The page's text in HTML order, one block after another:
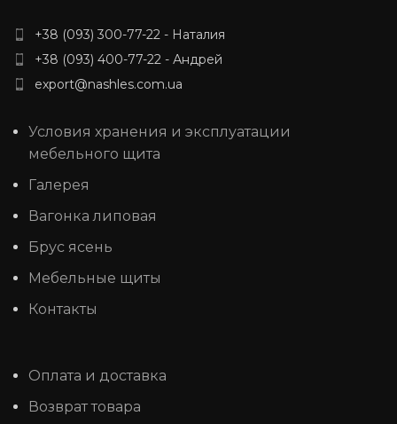
+38 (093) 300-77-22 - Наталия
+38 (093) 400-77-22 - Андрей
export@nashles.com.ua
Условия хранения и эксплуатации
мебельного щита
Галерея
Вагонка липовая
Брус ясень
Мебельные щиты
Контакты
Оплата и доставка
Возврат товара